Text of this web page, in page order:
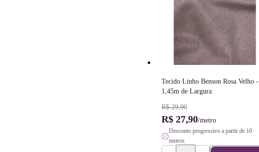
Tecido Linho Benson Rosa Velho -
1,45m de Largura
R$ 29,90
R$ 27,90/metro
Desconto progressivo a partir de 10
metros